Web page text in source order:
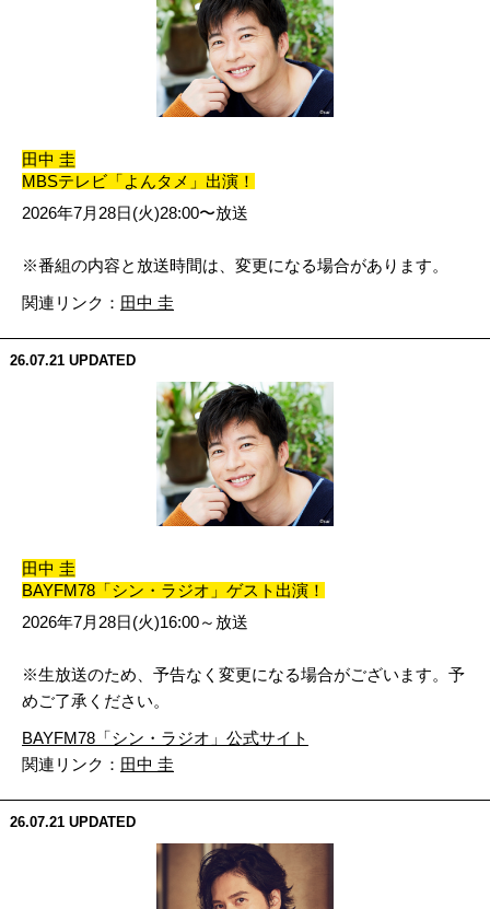
田中 圭
MBSテレビ「よんタメ」出演！
2026年7月28日(火)28:00〜放送
※番組の内容と放送時間は、変更になる場合があります。
関連リンク： 田中 圭
26.07.21 UPDATED
田中 圭
BAYFM78「シン・ラジオ」ゲスト出演！
2026年7月28日(火)16:00～放送
※生放送のため、予告なく変更になる場合がございます。予
めご了承ください。
BAYFM78「シン・ラジオ」公式サイト
関連リンク： 田中 圭
26.07.21 UPDATED